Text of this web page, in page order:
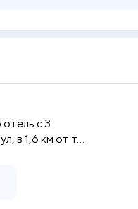
с 3
в 1,6 км от т...